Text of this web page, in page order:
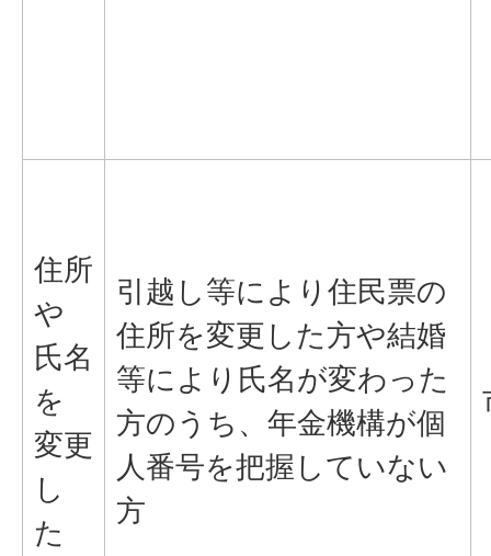
住所
や
氏名
を
変更
し
た
引越し等により住民票の
住所を変更した方や結婚
等により氏名が変わった
方のうち、年金機構が個
人番号を把握していない
方